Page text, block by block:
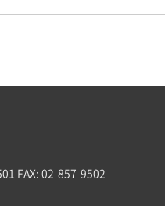
FAX: 02-857-9502